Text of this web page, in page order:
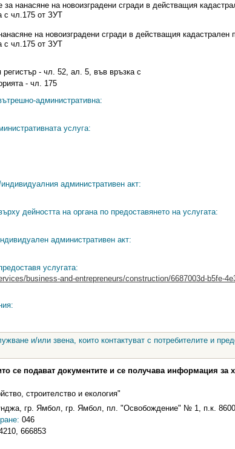
за нанасяне на новоизградени сгради в действащия
с чл.175 от ЗУТ
на новоизградени сгради в действащия кадастрален
с чл.175 от ЗУТ
регистър - чл. 52, ал. 5, във връзка с
- чл. 175
административна:
услуга:
административен акт:
дейността на органа по предоставянето на услугата:
административен акт:
услугата:
business-and-entrepreneurs/construction/6687003d-b5fe-
и/или звена, които контактуват с потребителите и
се подават документите и се получава информация за
строителство и екология"
гр. Ямбол, гр. Ямбол, пл. "Освобождение" № 1, п.к. 8600
046
666853